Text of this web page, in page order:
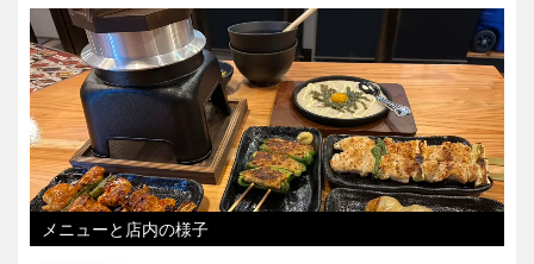
メニューと店内の様子